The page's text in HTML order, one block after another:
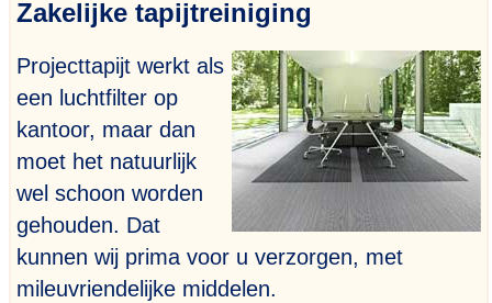
Zakelijke tapijtreiniging
Projecttapijt werkt als
een luchtfilter op
kantoor, maar dan
moet het natuurlijk
wel schoon worden
gehouden. Dat
kunnen wij prima voor u verzorgen, met
mileuvriendelijke middelen.